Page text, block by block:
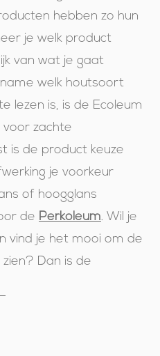
hebben zo hun
je welk product
van wat je gaat
welk houtsoort
lezen is, is de Ecoleum
voor zachte
is de product keuze
je voorkeur
of hoogglans
de Perkoleum. Wil je
vind je het mooi om de
Dan is de